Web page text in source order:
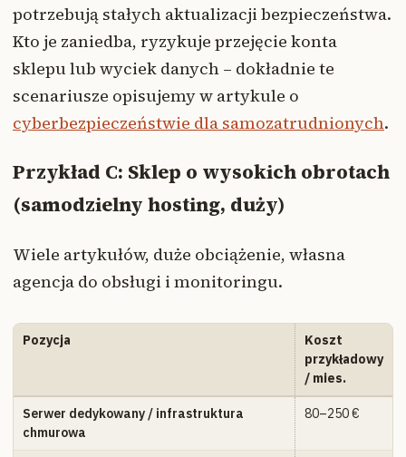
potrzebują stałych aktualizacji bezpieczeństwa.
Kto je zaniedba, ryzykuje przejęcie konta
sklepu lub wyciek danych – dokładnie te
scenariusze opisujemy w artykule o
cyberbezpieczeństwie dla samozatrudnionych.
Przykład C: Sklep o wysokich obrotach
(samodzielny hosting, duży)
Wiele artykułów, duże obciążenie, własna
agencja do obsługi i monitoringu.
Pozycja
Koszt
przykładowy
/ mies.
Serwer dedykowany / infrastruktura
chmurowa
80–250 €